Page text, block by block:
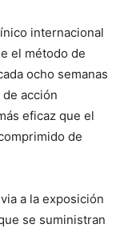
internacional
el método de
ocho semanas
acción
eficaz que el
de
a la exposición
se suministran